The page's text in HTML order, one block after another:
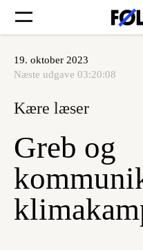
Forsider
Føljetoner
Søg
19. oktober 2023
Næste udgave 03:20:08
Kære læser
Greb og